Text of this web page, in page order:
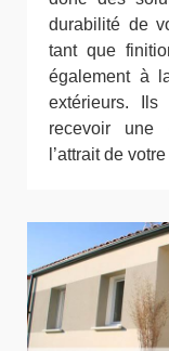
durabilité de
tant que
également à
extérieurs. Ils
recevoir une
l’attrait de